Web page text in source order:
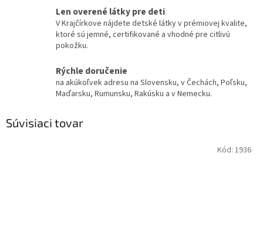
Len overené látky pre deti
V Krajčírkove nájdete detské látky v prémiovej kvalite,
ktoré sú jemné, certifikované a vhodné pre citlivú
pokožku.
Rýchle doručenie
na akúkoľvek adresu na Slovensku, v Čechách, Poľsku,
Maďarsku, Rumunsku, Rakúsku a v Nemecku.
Súvisiaci tovar
Kód: 1936